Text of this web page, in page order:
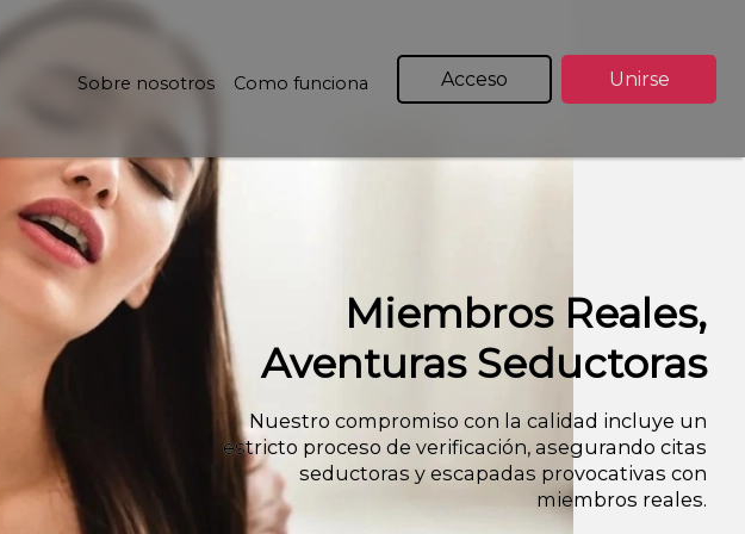
Sobre nosotros Como funciona Acceso Unirse
Miembros Reales,
Aventuras Seductoras
Nuestro compromiso con la calidad incluye un
estricto proceso de verificación, asegurando citas
seductoras y escapadas provocativas con
miembros reales.